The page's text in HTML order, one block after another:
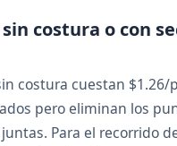
costura o con
costura cuestan $1.26/
pero eliminan los
Para el recorrido